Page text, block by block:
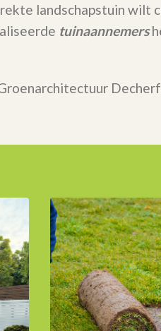
landschapstuin wilt
tuinaannemers
Decherf